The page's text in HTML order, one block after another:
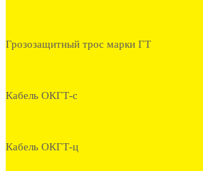
Грозозащитный трос марки ГТ
Кабель ОКГТ-с
Кабель ОКГТ-ц